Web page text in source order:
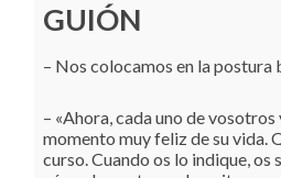
GUIÓN
– Nos colocamos en la postura
– «Ahora, cada uno de
momento muy feliz de su vida.
curso. Cuando os lo indique, os